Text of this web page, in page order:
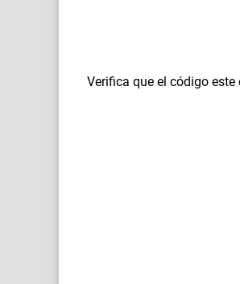
Verifica que el código